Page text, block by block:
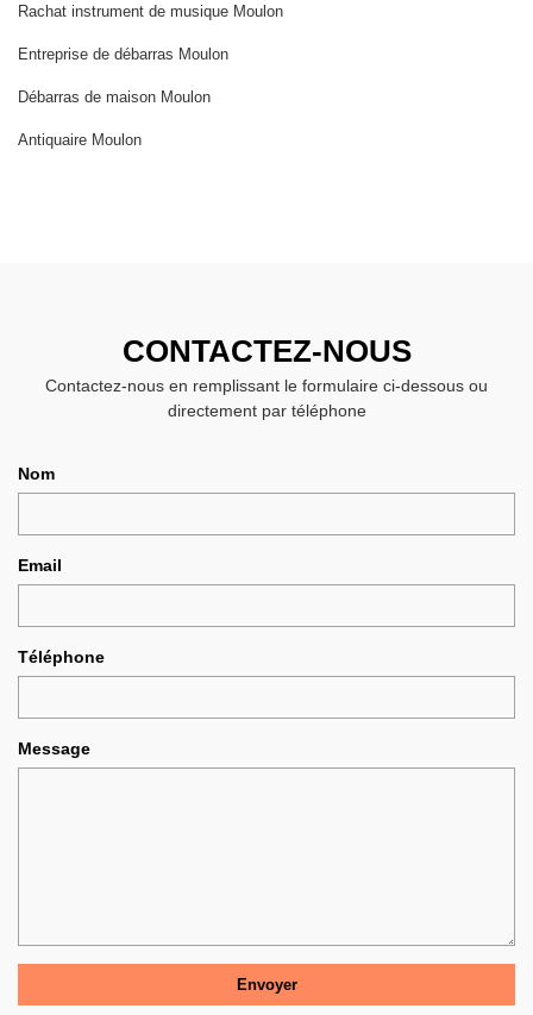
Rachat instrument de musique Moulon
Entreprise de débarras Moulon
Débarras de maison Moulon
Antiquaire Moulon
CONTACTEZ-NOUS
Contactez-nous en remplissant le formulaire ci-dessous ou
directement par téléphone
Nom
Email
Téléphone
Message